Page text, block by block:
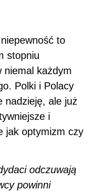
to
stopniu
niemal każdym
Polki i Polacy
nadzieję, ale już
i
jak optymizm czy
odczuwają
powinni